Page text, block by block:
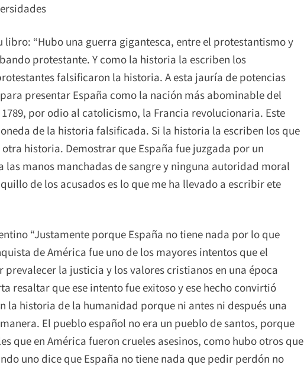
libro: “Hubo una guerra gigantesca, entre el protestantismo y
protestante. Y como la historia la escriben los
falsificaron la historia. A esta jauría de potencias
presentar España como la nación más abominable del
por odio al catolicismo, la Francia revolucionaria. Este
de la historia falsificada. Si la historia la escriben los que
historia. Demostrar que España fue juzgada por un
manos manchadas de sangre y ninguna autoridad moral
de los acusados es lo que me ha llevado a escribir ete
“Justamente porque España no tiene nada por lo que
de América fue uno de los mayores intentos que el
la justicia y los valores cristianos en una época
resaltar que ese intento fue exitoso y ese hecho convirtió
la historia de la humanidad porque ni antes ni después una
El pueblo español no era un pueblo de santos, porque
que en América fueron crueles asesinos, como hubo otros que
uno dice que España no tiene nada que pedir perdón no